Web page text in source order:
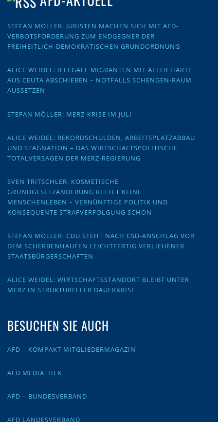
STEFAN MÖLLER: JURISTEN MACHEN SICH MIT AFD-
VERBOTSFORDERUNG ZUM ENDGEGNER DER
FREIHEITLICH-DEMOKRATISCHEN GRUNDORDNUNG
ALICE WEIDEL: ILLEGALE MIGRANTEN MIT ALLER HÄRTE
AUS CEUTA ABSCHIEBEN – NOTFALLS SCHENGEN-RAUM
AUSSETZEN
STEFAN MÖLLER: MERZ-KRISE IM JULI
ALICE WEIDEL: REKORDSCHULDEN, ARBEITSPLATZABBAU
UND STAGNATION – DAS WIRTSCHAFTSPOLITISCHE
TOTALVERSAGEN DER MERZ-REGIERUNG
SVEN TRITSCHLER: KOSMETISCHE
GRUNDGESETZÄNDERUNG RETTET KEINE
MENSCHENLEBEN – VERNÜNFTIGE POLITIK UND
KONSEQUENTE STRAFVERFOLGUNG SCHON
STEFAN MÖLLER: CDU STEHT NACH CSD-ANSCHLAG VOR
DEM SCHERBENHAUFEN LEICHTFERTIG VERLIEHENER
STAATSBÜRGERSCHAFTEN
ALICE WEIDEL: WIRTSCHAFTSSTANDORT BLEIBT UNTER
MERZ IN STRUKTURELLER DAUERKRISE
BESUCHEN SIE AUCH
AFD – KOMPAKT MITGLIEDERMAGAZIN
AFD MEDIATHEK
AFD – BUNDESVERBAND
AFD LANDESVERBAND